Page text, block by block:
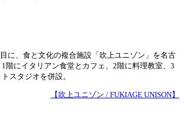
に、食と文化の複合施設「吹上ユニゾン」を名古
階にイタリアン食堂とカフェ、2階に料理教室、3
スタジオを併設。
【吹上ユニゾン / FUKIAGE UNISON】